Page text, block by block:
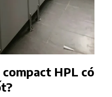
compact HPL có